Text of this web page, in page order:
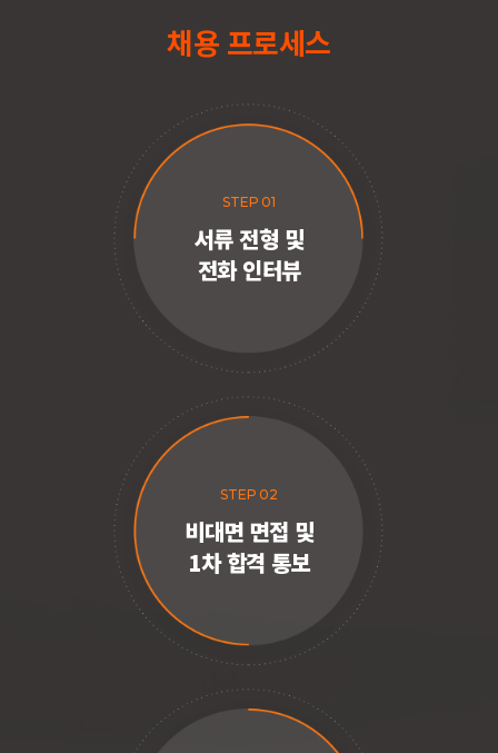
채용 프로세스
STEP 01
서류 전형 및
전화 인터뷰
STEP 02
비대면 면접 및
1차 합격 통보